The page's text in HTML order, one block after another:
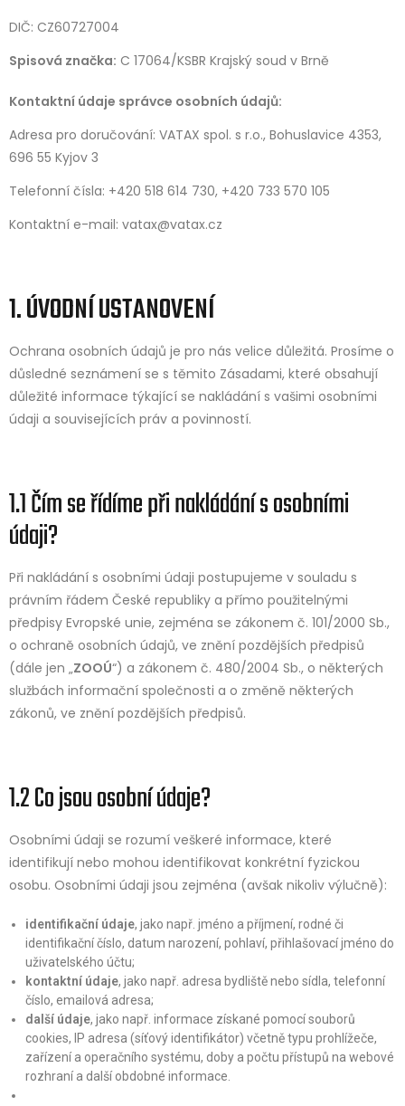
DIČ: CZ60727004
Spisová značka: C 17064/KSBR Krajský soud v Brně
Kontaktní údaje správce osobních údajů:
Adresa pro doručování: VATAX spol. s r.o., Bohuslavice 4353,
696 55 Kyjov 3
Telefonní čísla: +420 518 614 730, +420 733 570 105
Kontaktní e-mail: vatax@vatax.cz
1. ÚVODNÍ USTANOVENÍ
Ochrana osobních údajů je pro nás velice důležitá. Prosíme o
důsledné seznámení se s těmito Zásadami, které obsahují
důležité informace týkající se nakládání s vašimi osobními
údaji a souvisejících práv a povinností.
1.1 Čím se řídíme při nakládání s osobními
údaji?
Při nakládání s osobními údaji postupujeme v souladu s
právním řádem České republiky a přímo použitelnými
předpisy Evropské unie, zejména se zákonem č. 101/2000 Sb.,
o ochraně osobních údajů, ve znění pozdějších předpisů
(dále jen „ZOOÚ“) a zákonem č. 480/2004 Sb., o některých
službách informační společnosti a o změně některých
zákonů, ve znění pozdějších předpisů.
1.2 Co jsou osobní údaje?
Osobními údaji se rozumí veškeré informace, které
identifikují nebo mohou identifikovat konkrétní fyzickou
osobu. Osobními údaji jsou zejména (avšak nikoliv výlučně):
identifikační údaje, jako např. jméno a příjmení, rodné či
identifikační číslo, datum narození, pohlaví, přihlašovací jméno do
uživatelského účtu;
kontaktní údaje, jako např. adresa bydliště nebo sídla, telefonní
číslo, emailová adresa;
další údaje, jako např. informace získané pomocí souborů
cookies, IP adresa (síťový identifikátor) včetně typu prohlížeče,
zařízení a operačního systému, doby a počtu přístupů na webové
rozhraní a další obdobné informace.